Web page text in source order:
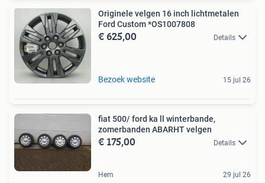
Originele velgen 16 inch lichtmetalen
Ford Custom *OS1007808
€ 625,00 Details
Bezoek website 15 jul 26
fiat 500/ ford ka ll winterbande,
zomerbanden ABARHT velgen
€ 175,00 Details
Hem 29 jul 26